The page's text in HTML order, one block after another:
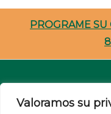
Valoramos su
PROGRAME
Carreras